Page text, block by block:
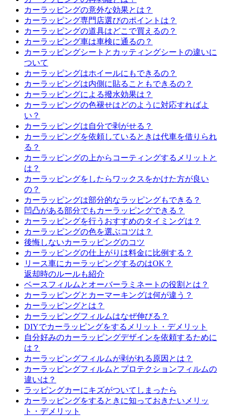
カーラッピングの意外な効果とは？
カーラッピング専門店選びのポイントは？
カーラッピングの道具はどこで買えるの？
カーラッピング車は車検に通るの？
カーラッピングシートとカッティングシートの違いに
ついて
カーラッピングはホイールにもできるの？
カーラッピングは内側に貼ることもできるの？
カーラッピングによる撥水効果は？
カーラッピングの色褪せはどのように対応すればよ
い？
カーラッピングは自分で剥がせる？
カーラッピングを依頼しているときは代車を借りられ
る？
カーラッピングの上からコーティングするメリットと
は？
カーラッピングをしたらワックスをかけた方が良い
の？
カーラッピングは部分的なラッピングもできる？
凹凸がある部分でもカーラッピングできる？
カーラッピングを行うおすすめのタイミングは？
カーラッピングの色を選ぶコツは？
後悔しないカーラッピングのコツ
カーラッピングの仕上がりは料金に比例する？
リース車にカーラッピングするのはOK？
返却時のルールも紹介
ベースフィルムとオーバーラミネートの役割とは？
カーラッピングとカーマーキングは何が違う？
カーラッピングとは？
カーラッピングフィルムはなぜ伸びる？
DIYでカーラッピングをするメリット・デメリット
自分好みのカーラッピングデザインを依頼するために
は？
カーラッピングフィルムが剥がれる原因とは？
カーラッピングフィルムとプロテクションフィルムの
違いは？
ラッピングカーにキズがついてしまったら
カーラッピングをするときに知っておきたいメリッ
ト・デメリット